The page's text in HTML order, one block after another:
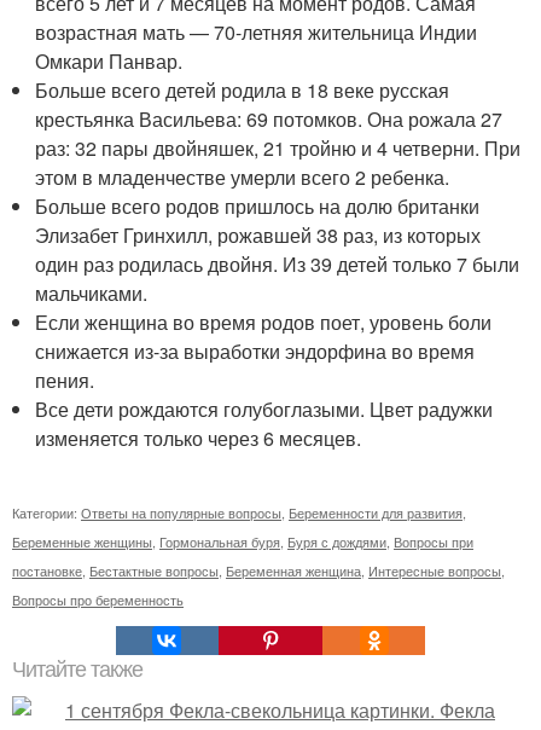
возрастная мать — 70-летняя жительница Индии
Омкари Панвар.
Больше всего детей родила в 18 веке русская
крестьянка Васильева: 69 потомков. Она рожала 27
раз: 32 пары двойняшек, 21 тройню и 4 четверни. При
этом в младенчестве умерли всего 2 ребенка.
Больше всего родов пришлось на долю британки
Элизабет Гринхилл, рожавшей 38 раз, из которых
один раз родилась двойня. Из 39 детей только 7 были
мальчиками.
Если женщина во время родов поет, уровень боли
снижается из-за выработки эндорфина во время
пения.
Все дети рождаются голубоглазыми. Цвет радужки
изменяется только через 6 месяцев.
Категории: Ответы на популярные вопросы, Беременности для развития,
Беременные женщины, Гормональная буря, Буря с дождями, Вопросы при
постановке, Бестактные вопросы, Беременная женщина, Интересные вопросы,
Вопросы про беременность
Читайте также